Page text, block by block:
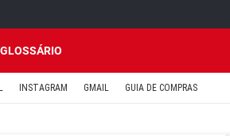
GLOSSÁRIO
INSTAGRAM GMAIL GUIA DE COMPRAS